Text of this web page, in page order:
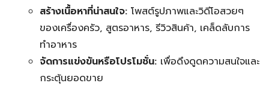
สร้างเนื้อหาที่น่าสนใจ:โพสต์รูปภาพและวิดีโอสวยๆ
ของเครื่องครัว, สูตรอาหาร, รีวิวสินค้า, เคล็ดลับการ
ทำอาหาร
จัดการแข่งขันหรือโปรโมชั่น:เพื่อดึงดูดความสนใจและ
กระตุ้นยอดขาย